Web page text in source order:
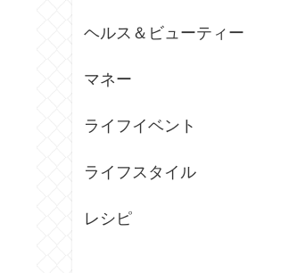
ヘルス＆ビューティー
マネー
ライフイベント
ライフスタイル
レシピ